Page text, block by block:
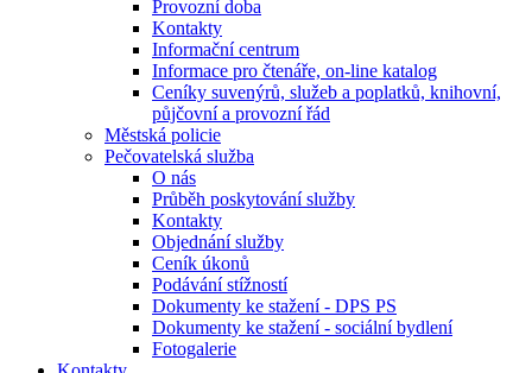
Provozní doba
Kontakty
Informační centrum
Informace pro čtenáře, on-line katalog
Ceníky suvenýrů, služeb a poplatků, knihovní,
půjčovní a provozní řád
Městská policie
Pečovatelská služba
O nás
Průběh poskytování služby
Kontakty
Objednání služby
Ceník úkonů
Podávání stížností
Dokumenty ke stažení - DPS PS
Dokumenty ke stažení - sociální bydlení
Fotogalerie